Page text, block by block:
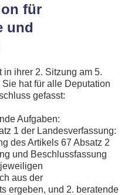
für
und
in ihrer 2. Sitzung am 5.
hat für alle Deputation
gefasst:
Aufgaben:
1 der Landesverfassung:
des Artikels 67 Absatz 2
und Beschlussfassung
aus der
ergeben, und 2. beratende